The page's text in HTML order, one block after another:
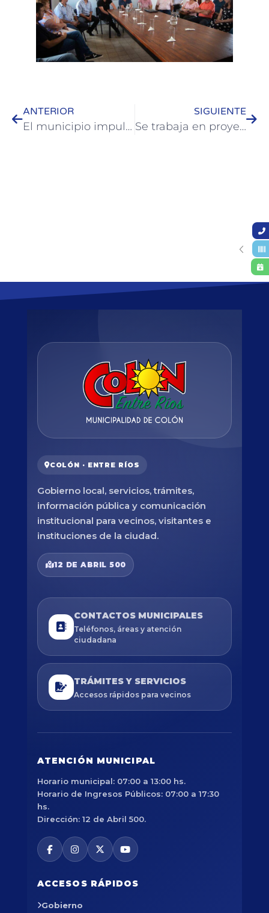
ANTERIOR
El municipio impulsa los talleres 2024 del Área de Equidad de Género
SIGUIENTE
Se trabaja en proyectos en conjunto con ADCADIS
COLÓN · ENTRE RÍOS
Gobierno local, servicios, trámites,
información pública y comunicación
institucional para vecinos, visitantes e
instituciones de la ciudad.
12 DE ABRIL 500
CONTACTOS MUNICIPALES
Teléfonos, áreas y atención
ciudadana
TRÁMITES Y SERVICIOS
Accesos rápidos para vecinos
ATENCIÓN MUNICIPAL
Horario municipal: 07:00 a 13:00 hs.
Horario de Ingresos Públicos: 07:00 a 17:30
hs.
Dirección: 12 de Abril 500.
ACCESOS RÁPIDOS
Gobierno